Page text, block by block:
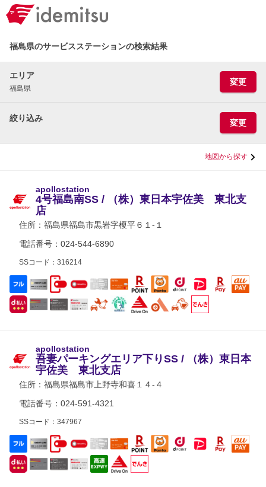
福島県のサービスステーションの検索結果
エリア
福島県
変更
絞り込み 変更
地図から探す
apollostation
4号福島南SS / （株）東日本宇佐美 東北支
店
住所： 福島県福島市黒岩字榎平６１-１
電話番号：024-544-6890
SSコード：316214
apollostation
吾妻パーキングエリア下りSS / （株）東日本
宇佐美 東北支店
住所： 福島県福島市上野寺和喜１４-４
電話番号：024-591-4321
SSコード：347967